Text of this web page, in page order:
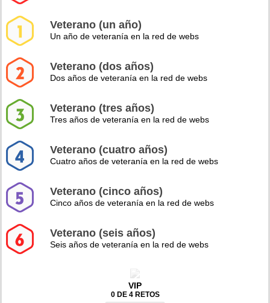
Veterano (un año)
Un año de veteranía en la red de webs
Veterano (dos años)
Dos años de veteranía en la red de webs
Veterano (tres años)
Tres años de veteranía en la red de webs
Veterano (cuatro años)
Cuatro años de veteranía en la red de webs
Veterano (cinco años)
Cinco años de veteranía en la red de webs
Veterano (seis años)
Seis años de veteranía en la red de webs
VIP
0 DE 4 RETOS